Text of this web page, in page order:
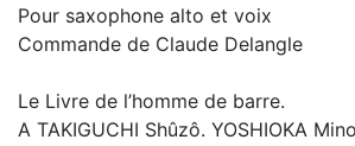
Pour saxophone alto et voix
Commande de Claude Delangle
Le Livre de l’homme de barre.
A TAKIGUCHI Shûzô. YOSHIOKA